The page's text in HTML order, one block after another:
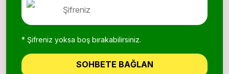
* Şifreniz yoksa boş bırakabilirsiniz.
SOHBETE BAĞLAN